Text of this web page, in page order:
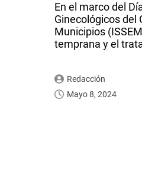
En el marco del
Ginecológicos del
Municipios
temprana y el
Redacción
Mayo 8, 2024